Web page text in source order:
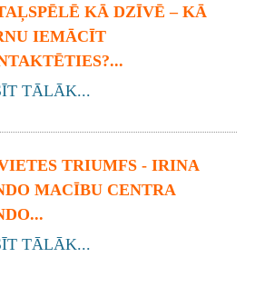
KĀ DZĪVĒ – KĀ
IEMĀCĪT
TĀLĀK...
TRIUMFS - IRINA
MACĪBU CENTRA
TĀLĀK...